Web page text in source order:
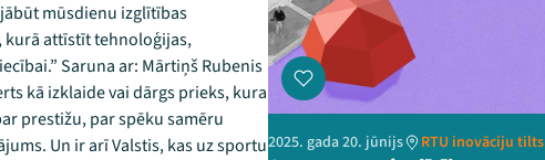
mūsdienu izglītības
kurā attīstīt tehnoloģijas,
Saruna ar: Mārtiņš Rubenis
kā izklaide vai dārgs prieks, kura
prestižu, par spēku samēru
Un ir arī Valstis, kas uz sportu2025. gada 20. jūnijs RTU inovāciju tilts